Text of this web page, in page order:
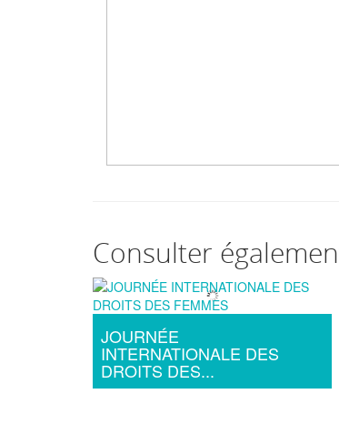
Consulter
JOURNÉE
INTERNATIONALE DES
DROITS DES...